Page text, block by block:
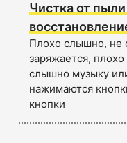
Чистка от пыли
Плохо слышно, не
заряжается,
слышно музыку
нажимаются
кнопки